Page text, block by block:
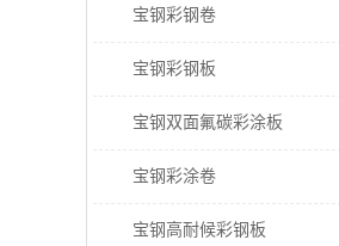
宝钢彩钢卷
宝钢彩钢板
宝钢双面氟碳彩涂板
宝钢彩涂卷
宝钢高耐候彩钢板